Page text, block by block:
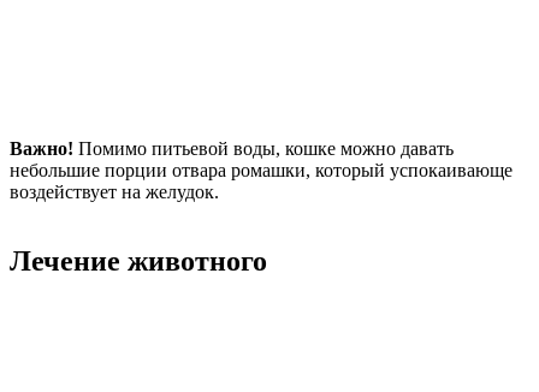
Важно! Помимо питьевой воды, кошке можно давать
небольшие порции отвара ромашки, который успокаивающе
воздействует на желудок.
Лечение животного